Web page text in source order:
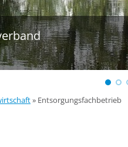
» Entsorgungsfachbetrieb